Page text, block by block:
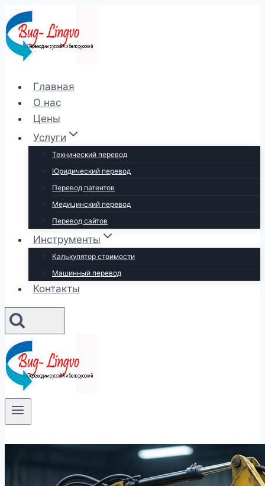
Перейти
к
содержимому
Главная
О нас
Цены
Услуги
Технический перевод
Юридический перевод
Перевод патентов
Медицинский перевод
Перевод сайтов
Инструменты
Калькулятор стоимости
Машинный перевод
Контакты